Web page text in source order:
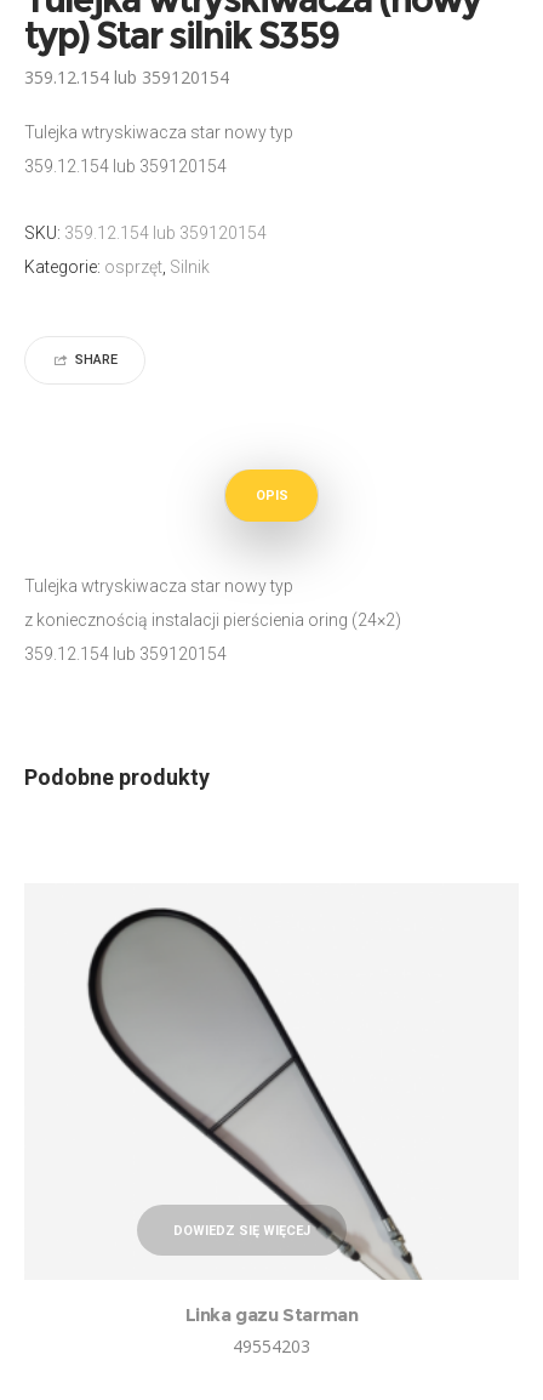
typ) Star silnik S359
359.12.154 lub 359120154
Tulejka wtryskiwacza star nowy typ
359.12.154 lub 359120154
SKU: 359.12.154 lub 359120154
Kategorie: osprzęt, Silnik
SHARE
OPIS
Tulejka wtryskiwacza star nowy typ
z koniecznością instalacji pierścienia oring (24×2)
359.12.154 lub 359120154
Podobne produkty
DOWIEDZ SIĘ WIĘCEJ
Linka gazu Starman
49554203